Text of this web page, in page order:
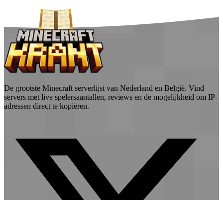
De grootste Minecraft serverlijst van Nederland en België. Vind
servers met live spelersaantallen, reviews en de mogelijkheid om IP-
adressen direct te kopiëren.